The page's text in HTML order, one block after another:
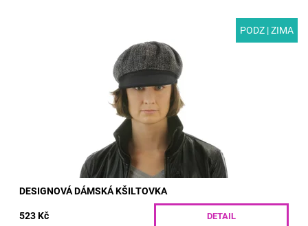
PODZ | ZIMA
MODEL: T05-77 | Designová dámská kšiltovka kombinující dva
materiály. Vhodná pro podzim a zimu. Díky všité gumě v
zadním dílu se přizpůsobuje tvaru...
Skladem
T05-77/S
DESIGNOVÁ DÁMSKÁ KŠILTOVKA
523 Kč DETAIL